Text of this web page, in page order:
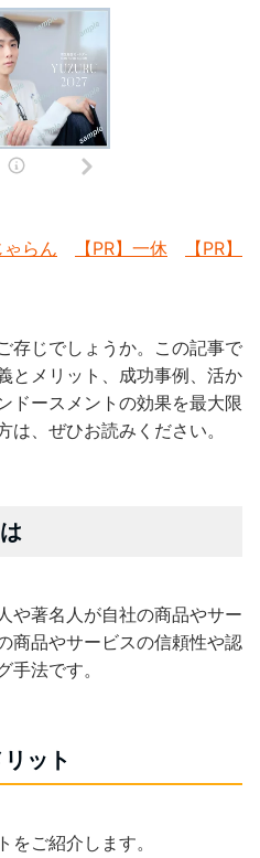
ゃらん 【PR】一休
【PR】
存じでしょうか。この記事で
とメリット、成功事例、活か
ドースメントの効果を最大限
、ぜひお読みください。
や著名人が自社の商品やサー
商品やサービスの信頼性や認
法です。
ット
をご紹介します。